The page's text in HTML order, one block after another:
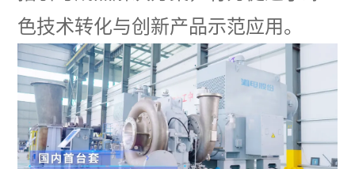
色技术转化与创新产品示范应用。